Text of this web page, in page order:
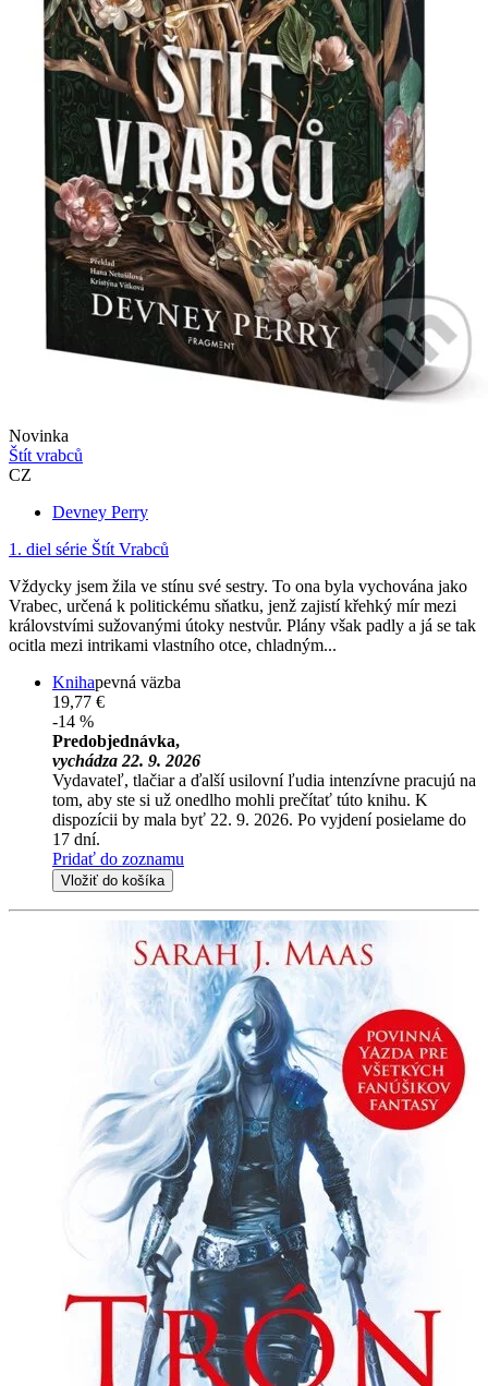
Novinka
Štít vrabců
CZ
Devney Perry
1. diel série Štít Vrabců
Vždycky jsem žila ve stínu své sestry. To ona byla vychována jako
Vrabec, určená k politickému sňatku, jenž zajistí křehký mír mezi
královstvími sužovanými útoky nestvůr. Plány však padly a já se tak
ocitla mezi intrikami vlastního otce, chladným...
Knihapevná väzba
19,77 €
-14 %
Predobjednávka,
vychádza 22. 9. 2026
Vydavateľ, tlačiar a ďalší usilovní ľudia intenzívne pracujú na
tom, aby ste si už onedlho mohli prečítať túto knihu. K
dispozícii by mala byť 22. 9. 2026. Po vyjdení posielame do
17 dní.
Pridať do zoznamu
Vložiť do košíka